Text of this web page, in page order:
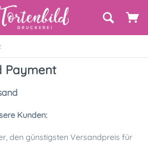
Payment
Kunden:
den günstigsten Versandpreis für